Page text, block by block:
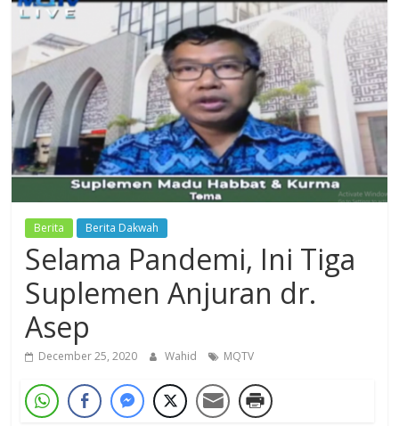
Dzikir,
Fikir,
Ikhtiar
Berita Berita Dakwah
Selama Pandemi, Ini Tiga
Suplemen Anjuran dr.
Asep
December 25, 2020 Wahid MQTV